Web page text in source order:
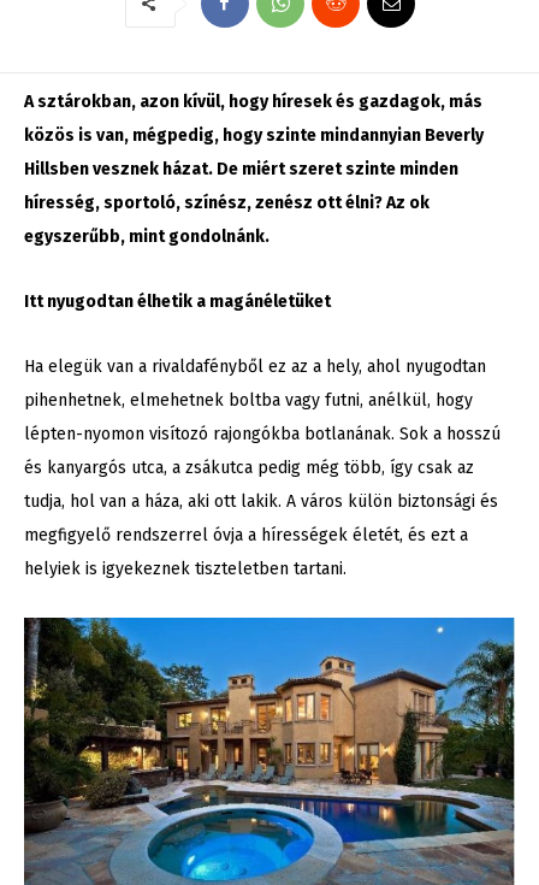
A sztárokban, azon kívül, hogy híresek és gazdagok, más
közös is van, mégpedig, hogy szinte mindannyian Beverly
Hillsben vesznek házat. De miért szeret szinte minden
híresség, sportoló, színész, zenész ott élni? Az ok
egyszerűbb, mint gondolnánk.
Itt nyugodtan élhetik a magánéletüket
Ha elegük van a rivaldafényből ez az a hely, ahol nyugodtan
pihenhetnek, elmehetnek boltba vagy futni, anélkül, hogy
lépten-nyomon visítozó rajongókba botlanának. Sok a hosszú
és kanyargós utca, a zsákutca pedig még több, így csak az
tudja, hol van a háza, aki ott lakik. A város külön biztonsági és
megfigyelő rendszerrel óvja a hírességek életét, és ezt a
helyiek is igyekeznek tiszteletben tartani.